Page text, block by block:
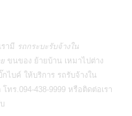
เรามี
รถกระบะรับจ้างใน
ขนของ ย้ายบ้าน เหมาไปต่าง
กไบค์ ให้บริการ รถรับจ้างใน
ร.094-438-9999 หรือติดต่อเรา